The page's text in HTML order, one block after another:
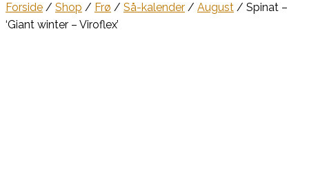
Forside / Shop / Frø / Så-kalender / August / Spinat –
‘Giant winter – Viroflex’